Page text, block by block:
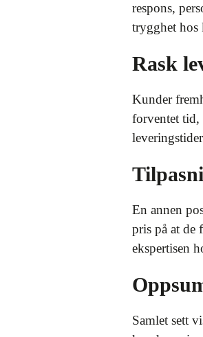
respons,
trygghet hos
Rask
Kunder
forventet tid,
En annen
pris på at de
ekspertisen
Samlet sett